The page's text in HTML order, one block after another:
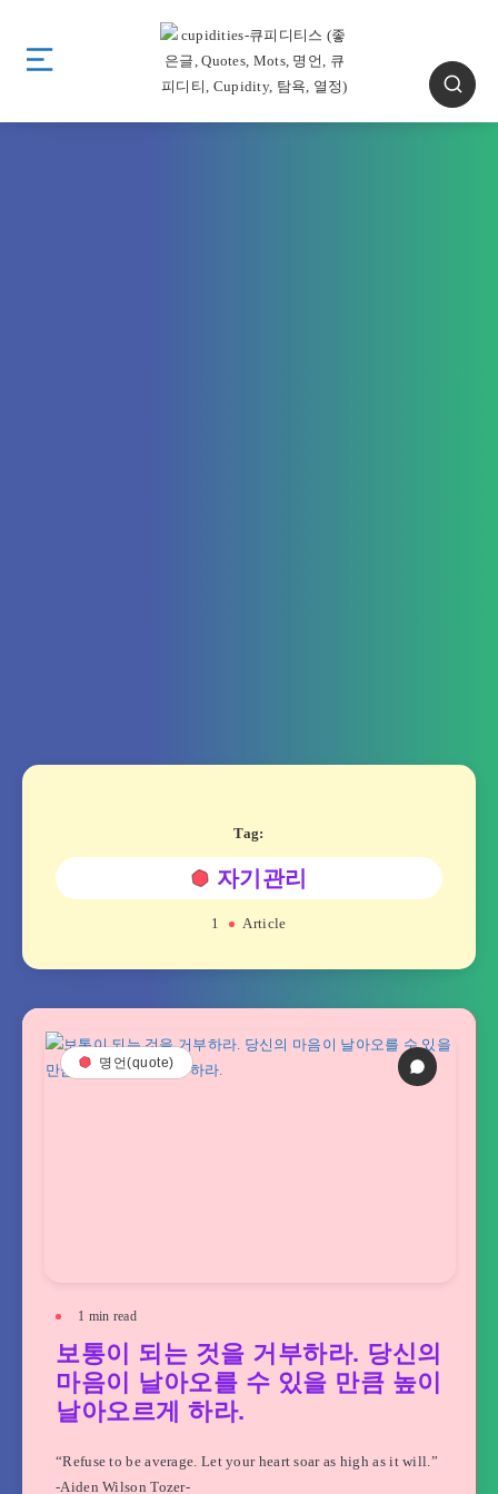
Tag:
자기관리
1 Article
명언(quote)
1 min read
보통이 되는 것을 거부하라. 당신의
마음이 날아오를 수 있을 만큼 높이
날아오르게 하라.
“Refuse to be average. Let your heart soar as high as it will.”
-Aiden Wilson Tozer-